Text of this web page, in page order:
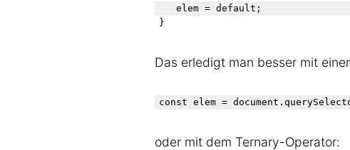
Das erledigt man besser mit
oder mit dem Ternary-Operator: